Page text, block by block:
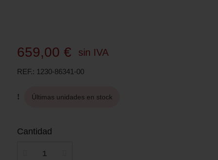
659,00 € sin IVA
REF. 1230-86341-00
Últimas unidades en stock
Cantidad